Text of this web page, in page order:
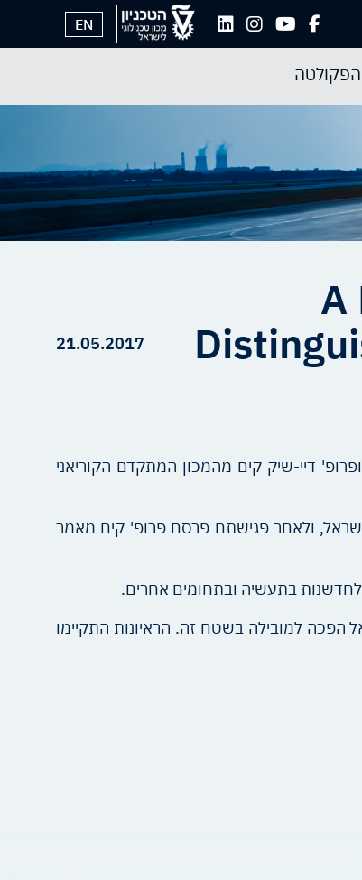
EN
הפקולטה
A
21.05.2017
דיי-שיק קים מהמכון המתקדם הקוריאני
ולאחר פגישתם פרסם פרופ' קים מאמר
הפכה למובילה בשטח זה. הראיונות התקיימו